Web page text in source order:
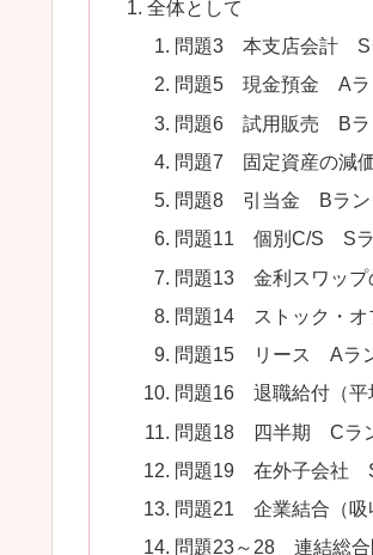
全体として
問題3 本支店会計 S
問題5 現金預金 Aラ
問題6 試用販売 Bラ
問題7 固定資産の減
問題8 引当金 Bラン
問題11 個別C/S Sラ
問題13 金利スワップ
問題14 ストック・オ
問題15 リース Aラン
問題16 退職給付（平
問題18 四半期 Cラン
問題19 在外子会社 S
問題21 企業結合（吸
問題23～28 連結総合